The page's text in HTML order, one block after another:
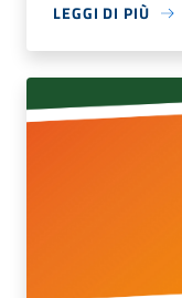
LEGGI DI PIÙ